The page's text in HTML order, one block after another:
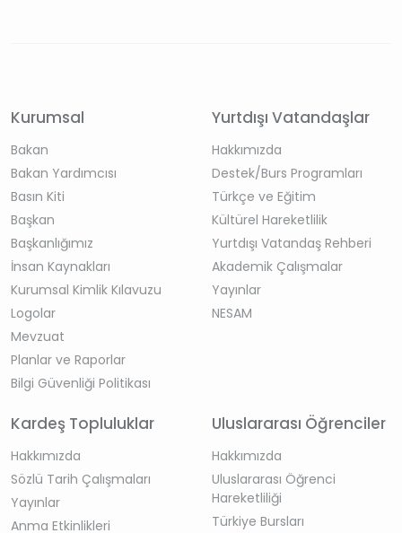
Kurumsal
Bakan
Bakan Yardımcısı
Basın Kiti
Başkan
Başkanlığımız
İnsan Kaynakları
Kurumsal Kimlik Kılavuzu
Logolar
Mevzuat
Planlar ve Raporlar
Bilgi Güvenliği Politikası
Yurtdışı Vatandaşlar
Hakkımızda
Destek/Burs Programları
Türkçe ve Eğitim
Kültürel Hareketlilik
Yurtdışı Vatandaş Rehberi
Akademik Çalışmalar
Yayınlar
NESAM
Kardeş Topluluklar
Hakkımızda
Sözlü Tarih Çalışmaları
Yayınlar
Anma Etkinlikleri
Uluslararası Öğrenciler
Hakkımızda
Uluslararası Öğrenci
Hareketliliği
Türkiye Bursları